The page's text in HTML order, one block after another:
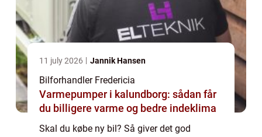
11 july 2026 Jannik Hansen
Bilforhandler Fredericia
Varmepumper i kalundborg: sådan får
du billigere varme og bedre indeklima
Skal du købe ny bil? Så giver det god